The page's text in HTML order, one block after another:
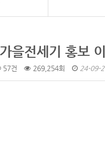
을전세기 홍보
57건 269,254회 24-09-